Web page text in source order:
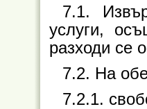
7.1.
услуги,
разходи се
7.2. На
7.2.1.